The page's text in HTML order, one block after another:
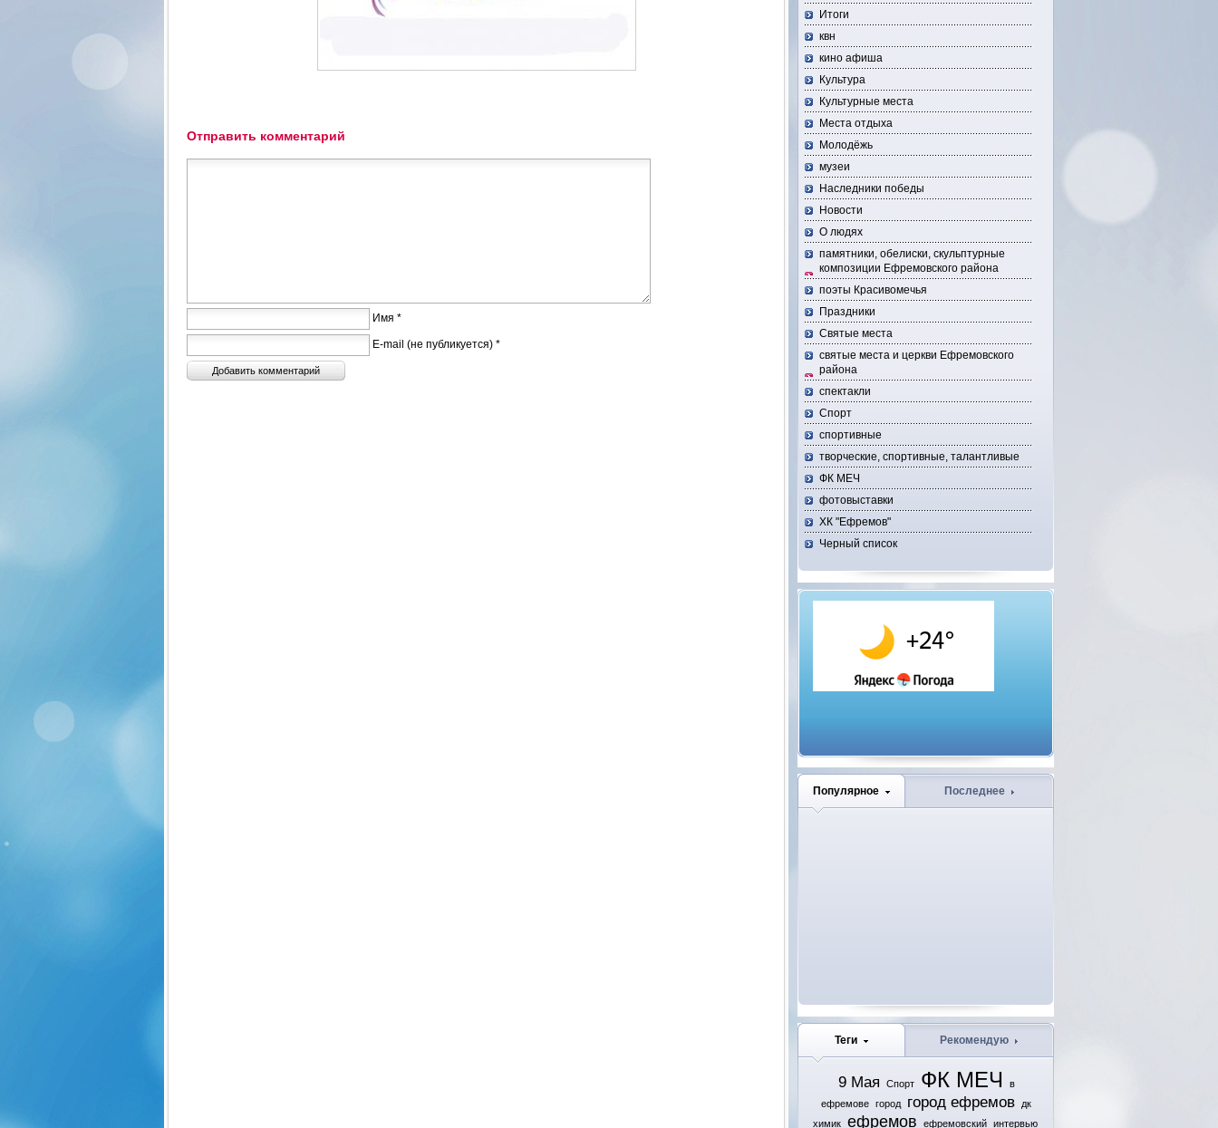
Отправить комментарий
Имя *
E-mail (не публикуется) *
Итоги
квн
кино афиша
Культура
Культурные места
Места отдыха
Молодёжь
музеи
Наследники победы
Новости
О людях
памятники, обелиски, скульптурные
композиции Ефремовского района
поэты Красивомечья
Праздники
Святые места
святые места и церкви Ефремовского
района
спектакли
Спорт
спортивные
творческие, спортивные, талантливые
ФК МЕЧ
фотовыставки
ХК "Ефремов"
Черный список
Популярное Последнее
Теги Рекомендую
9 Мая Спорт ФК МЕЧ
в
ефремове
город город ефремов
дк
химик
ефремов ефремовский интервью